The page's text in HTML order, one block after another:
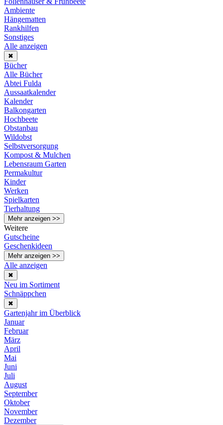
Ambiente
Hängematten
Rankhilfen
Sonstiges
Alle anzeigen
✖
Bücher
Alle Bücher
Abtei Fulda
Aussaatkalender
Kalender
Balkongarten
Hochbeete
Obstanbau
Wildobst
Selbstversorgung
Kompost & Mulchen
Lebensraum Garten
Permakultur
Kinder
Werken
Spielkarten
Tierhaltung
Mehr anzeigen >>
Weitere
Gutscheine
Geschenkideen
Mehr anzeigen >>
Alle anzeigen
✖
Neu im Sortiment
Schnäppchen
✖
Gartenjahr im Überblick
Januar
Februar
März
April
Mai
Juni
Juli
August
September
Oktober
November
Dezember